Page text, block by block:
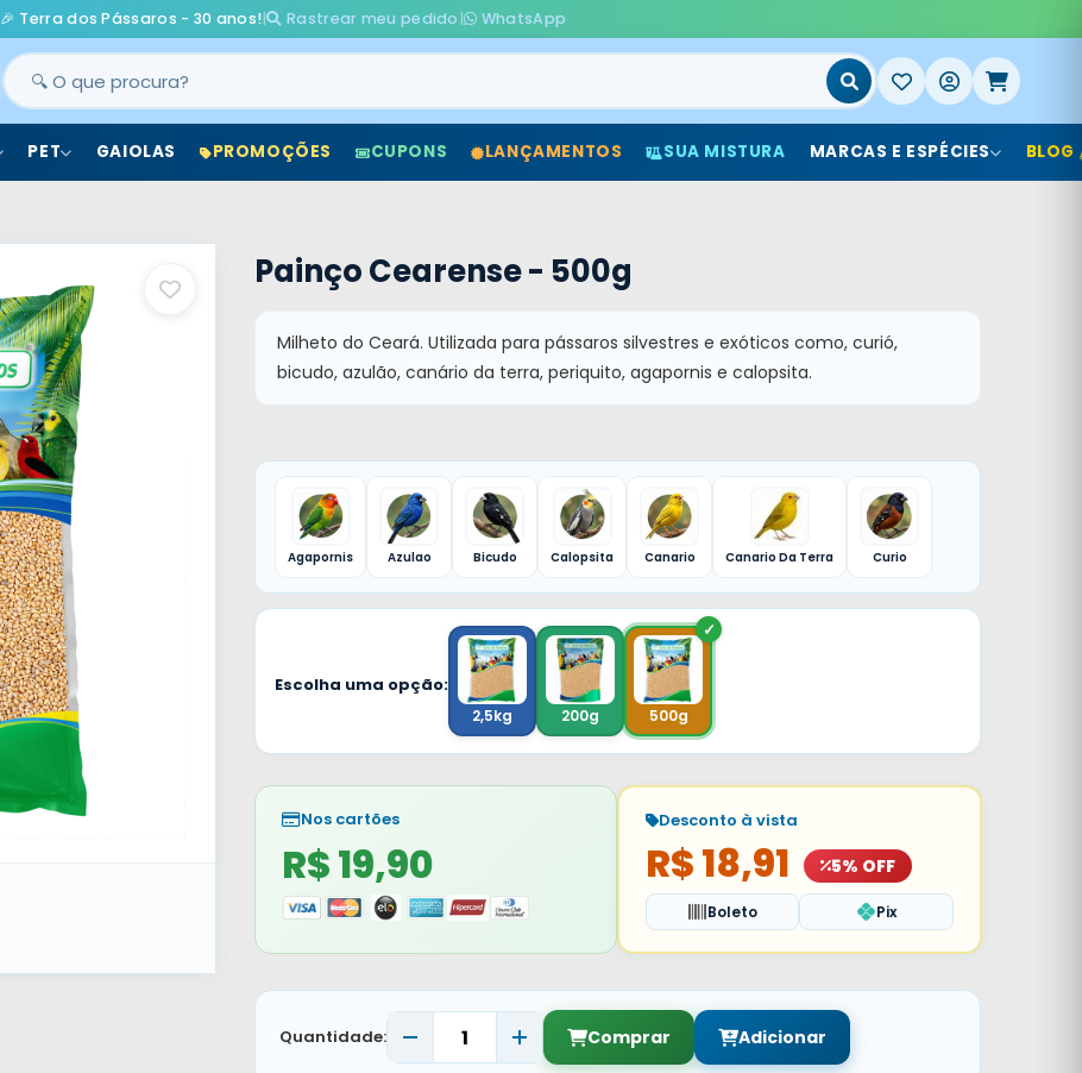
🎉 Terra dos Pássaros - 30 anos!| Rastrear meu pedido| WhatsApp
PET GAIOLAS PROMOÇÕES CUPONS LANÇAMENTOS SUA MISTURA MARCAS E ESPÉCIES BLOG
Painço Cearense - 500g
Milheto do Ceará. Utilizada para pássaros silvestres e exóticos como, curió,
bicudo, azulão, canário da terra, periquito, agapornis e calopsita.
Agapornis Azulao Bicudo Calopsita Canario Canario Da Terra Curio
Escolha uma opção:
2,5kg 200g 500g
Nos cartões
R$ 19,90
Desconto à vista
R$ 18,91 5% OFF
Boleto Pix
Quantidade: Comprar Adicionar